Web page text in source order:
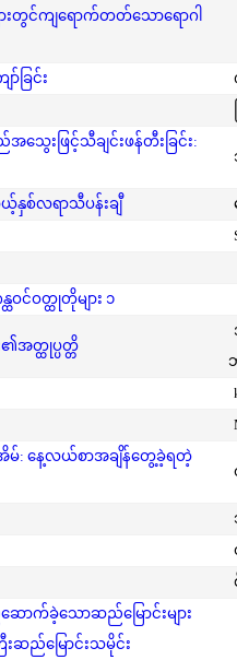
ျားတွင်ကျရောက်တတ်သောရောဂါ
ခြင်း
သွေးဖြင့်သီချင်းဖန်တီးခြင်း:
စ်လရာသီပန်းချီ
င်ဝတ္ထုတိုများ ၁
အတ္ထုပ္ပတ္တိ
မ်: နေ့လယ်စာအချိန်တွေ့ခဲ့ရတဲ့
ောက်ခဲ့သောဆည်မြောင်းများ
ဆည်မြောင်းသမိုင်း